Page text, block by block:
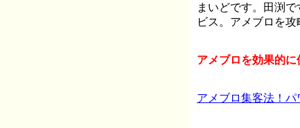
まいどです。田渕
ビス。アメブロを
アメブロを効果的に
アメブロ集客法！パ